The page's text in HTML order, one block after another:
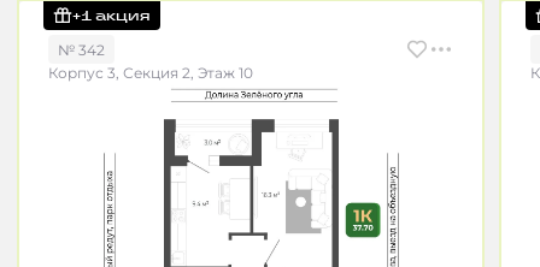
+1 акция
№ 342
Корпус 3, Секция 2, Этаж 10